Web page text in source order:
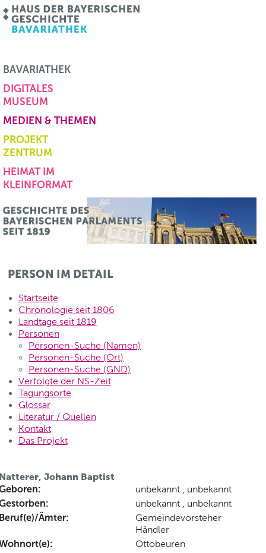
BAVARIATHEK
DIGITALES
MUSEUM
MEDIEN & THEMEN
PROJEKT
ZENTRUM
HEIMAT IM
KLEINFORMAT
PERSON IM DETAIL
Startseite
Chronologie seit 1806
Landtage seit 1819
Personen
Personen-Suche (Namen)
Personen-Suche (Ort)
Personen-Suche (GND)
Verfolgte der NS-Zeit
Tagungsorte
Glossar
Literatur / Quellen
Kontakt
Das Projekt
Johann Baptist
unbekannt , unbekannt
unbekannt , unbekannt
Ämter:
Gemeindevorsteher
Händler
Ottobeuren